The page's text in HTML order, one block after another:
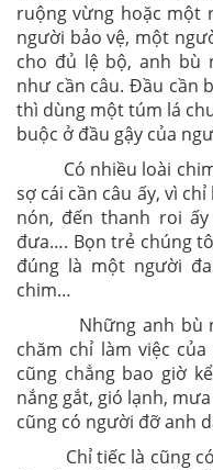
ruộng vừng hoặc một
người bảo vệ, một
cho đủ lệ bộ, anh bù
như cần câu. Đầu cần
thì dùng một túm lá
buộc ở đầu gậy của
Có nhiều loài chim
sợ cái cần câu ấy, vì
nón, đến thanh roi
đưa…. Bọn trẻ chúng
đúng là một người
chim…
Những anh bù
chăm chỉ làm việc
cũng chẳng bao giờ
nắng gắt, gió lạnh,
cũng có người đỡ anh
Chỉ tiếc là cũng có